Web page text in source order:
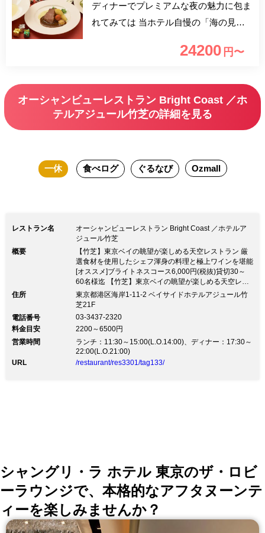
ディナーでプレミアムな夜の魅力に包ま
れてみては 当ホテル自慢の「海の見え
ィナーは、ラストのデザートまで二人を
楽しませてくれること間違いなし！ ホ
テル最上階から望む、お台場やレインボ
間へ誘います
24200 円〜
オーシャンビューレストラン Bright Coast ／ホ
テルアジュール竹芝の詳細を見る
一休 食べログ ぐるなび Ozmall
レストラン名
オーシャンビューレストラン Bright Coast ／ホテルア
ジュール竹芝
概要
【竹芝】東京ベイの眺望が楽しめる天空レストラン 厳
選食材を使用したシェフ渾身の料理と極上ワインを堪能
[オススメ]ブライトネスコース6,000円(税抜)貸切30～
60名様迄 【竹芝】東京ベイの眺望が楽しめる天空レス
トラン 厳選食材を使用したシェフ渾身の料理と極上ワ
インを堪能 [オススメ]ブライトネスコース6,000円(税抜)
サイドホテルアジュール竹芝21階 レインボーブリッジ
やお台場方面の絶景が一望できる上質空間で過ごす至福
のひととき 厳選食材を使用した逸品とワインのマリア
ージュをご堪能あれ！ ◆ディナーコース 【オススメ】
肉と魚のＷメイン！ブライトネスコース6,000円(税抜)
住所
東京都港区海岸1-11-2 ベイサイドホテルアジュール竹
芝21F
電話番号
03-3437-2320
料金目安
2200～6500円
営業時間
ランチ：11:30～15:00(L.O.14:00)、ディナー：17:30～
22:00(L.O.21:00)
URL
/restaurant/res3301/tag133/
シャングリ・ラ ホテル 東京のザ・ロビ
ーラウンジで、本格的なアフタヌーンテ
ィーを楽しみませんか？